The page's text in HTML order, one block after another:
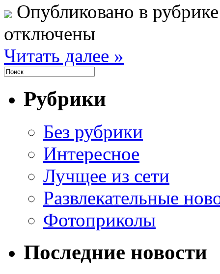
Опубликовано в
отключены
Читать далее »
Рубрики
Без рубрики
Интересное
Лучщее из сети
Развлекательные
Фотоприколы
Последние новости